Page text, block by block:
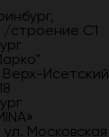
/строение С1
Верх-Исетский
Московская